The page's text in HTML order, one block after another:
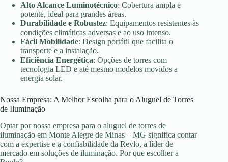
Alto Alcance Luminotécnico: Cobertura ampla e
potente, ideal para grandes áreas.
Durabilidade e Robustez: Equipamentos resistentes às
condições climáticas adversas e ao uso intenso.
Fácil Mobilidade: Design portátil que facilita o
transporte e a instalação.
Eficiência Energética: Opções de torres com
tecnologia LED e até mesmo modelos movidos a
energia solar.
Nossa Empresa: A Melhor Escolha para o Aluguel de Torres
de Iluminação
Optar por nossa empresa para o aluguel de torres de
iluminação em Monte Alegre de Minas – MG significa contar
com a expertise e a confiabilidade da Revlo, a líder de
mercado em soluções de iluminação. Por que escolher a